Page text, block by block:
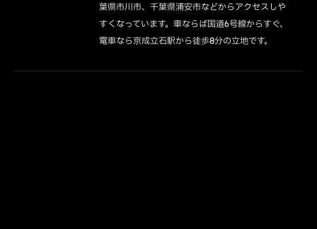
葉県市川市、千葉県浦安市などからアクセスしや
すくなっています。車ならば国道6号線からすぐ、
電車なら京成立石駅から徒歩8分の立地です。